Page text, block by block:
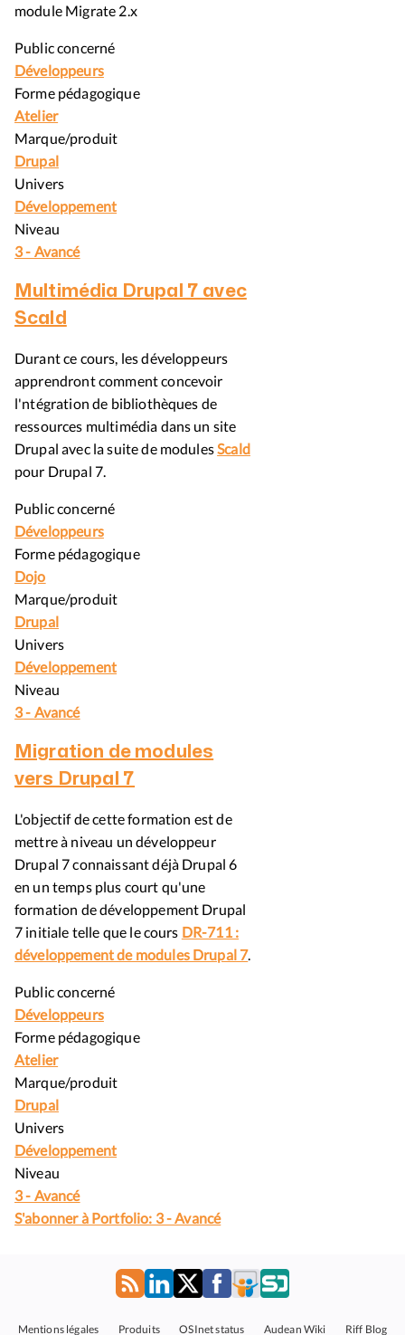
module Migrate 2.x
Public concerné
Développeurs
Forme pédagogique
Atelier
Marque/produit
Drupal
Univers
Développement
Niveau
3 - Avancé
Multimédia Drupal 7 avec
Scald
Durant ce cours, les développeurs
apprendront comment concevoir
l'ntégration de bibliothèques de
ressources multimédia dans un site
Drupal avec la suite de modulesScald
pour Drupal 7.
Public concerné
Développeurs
Forme pédagogique
Dojo
Marque/produit
Drupal
Univers
Développement
Niveau
3 - Avancé
Migration de modules
vers Drupal 7
L'objectif de cette formation est de
mettre à niveau un développeur
Drupal 7 connaissant déjà Drupal 6
en un temps plus court qu'une
formation de développement Drupal
7 initiale telle que le cours DR-711 :
développement de modules Drupal 7.
Public concerné
Développeurs
Forme pédagogique
Atelier
Marque/produit
Drupal
Univers
Développement
Niveau
3 - Avancé
S'abonner à Portfolio: 3 - Avancé
Mentions légales Produits OSInet status Audean Wiki Riff Blog